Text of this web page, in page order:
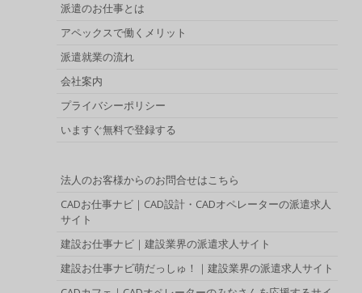
派遣のお仕事とは
アペックスで働くメリット
派遣就業の流れ
会社案内
プライバシーポリシー
いますぐ無料で登録する
法人のお客様からのお問合せはこちら
CADお仕事ナビ｜CAD設計・CADオペレーターの派遣求人
サイト
建設お仕事ナビ｜建設業界の派遣求人サイト
建設お仕事ナビ萌だっしゅ！｜建設業界の派遣求人サイト